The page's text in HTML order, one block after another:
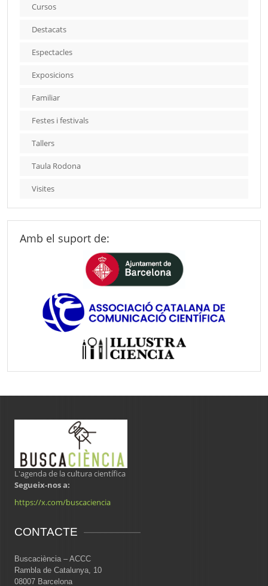
Cursos
Destacats
Espectacles
Exposicions
Familiar
Festes i festivals
Tallers
Taula Rodona
Visites
Amb el suport de:
L'agenda de la cultura científica
Segueix-nos a:
https://x.com/buscaciencia
CONTACTE
Buscaciència – ACCC
Rambla de Catalunya, 10
08007 Barcelona